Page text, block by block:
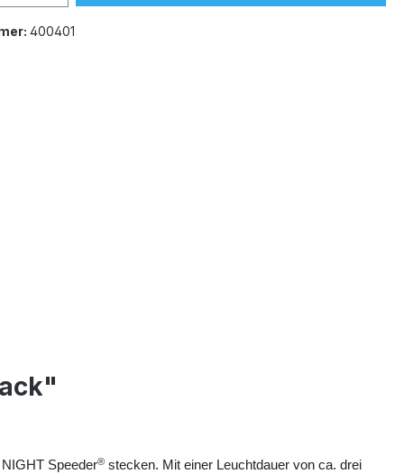
400401
Speeder® stecken. Mit einer Leuchtdauer von ca. drei